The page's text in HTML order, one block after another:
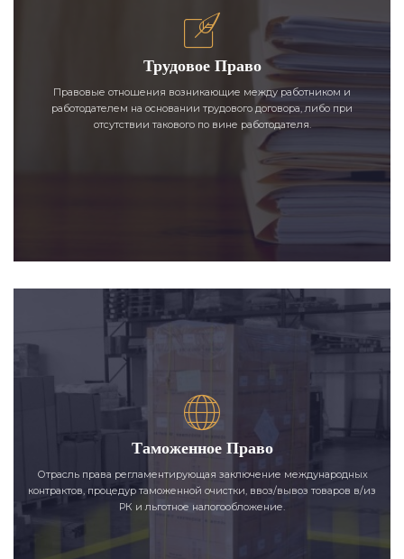
Трудовое Право
Правовые отношения возникающие между работником и
работодателем на основании трудового договора, либо при
отсутствии такового по вине работодателя.
Таможенное Право
Отрасль права регламентирующая заключение международных
контрактов, процедур таможенной очистки, ввоз/вывоз товаров в/из
РК и льготное налогообложение.